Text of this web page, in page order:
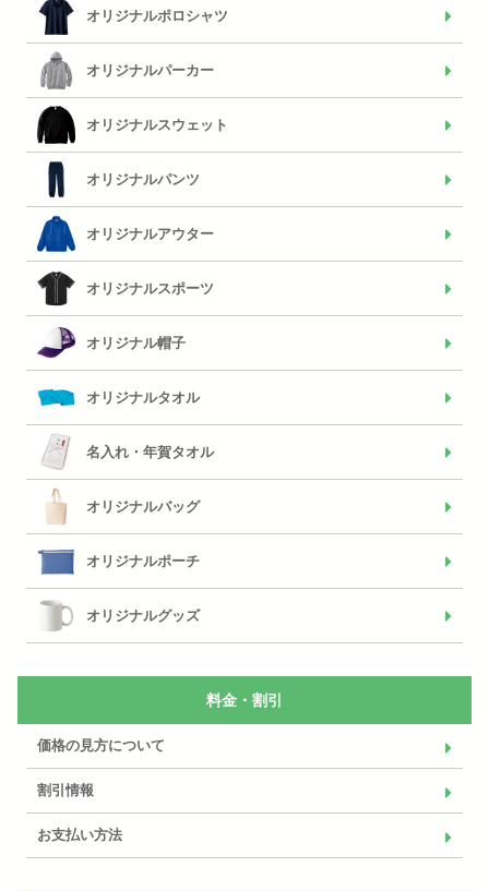
オリジナルポロシャツ
オリジナルパーカー
オリジナルスウェット
オリジナルパンツ
オリジナルアウター
オリジナルスポーツ
オリジナル帽子
オリジナルタオル
名入れ・年賀タオル
オリジナルバッグ
オリジナルポーチ
オリジナルグッズ
料金・割引
価格の見方について
割引情報
お支払い方法